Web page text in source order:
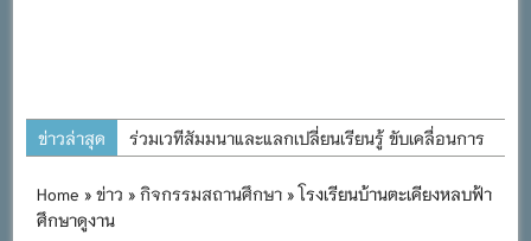
ข่าวล่าสุด
ร่วมเวทีสัมมนาและแลกเปลี่ยนเรียนรู้ ขับเคลื่อนการ
โครงการอนุรักษ์พันธุกรรมพืชอันเนื่องมาจากพระ
Home »ข่าว »กิจกรรมสถานศึกษา » โรงเรียนบ้านตะเคียงหลบฟ้า
ศึกษาดูงาน